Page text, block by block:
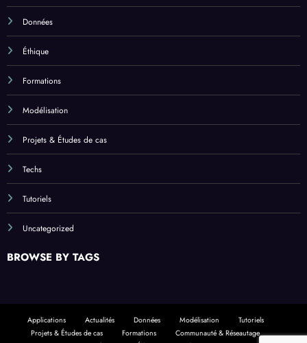
Données
Éthique
Formations
Modélisation
Projets & Études de cas
Techs
Tutoriels
Uncategorized
BROWSE BY TAGS
Applications Actualités Données Modélisation
Tutoriels
Projets & Études de cas
Formations
Communauté & Réseautage